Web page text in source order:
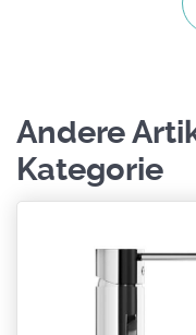
Andere
Kategorie